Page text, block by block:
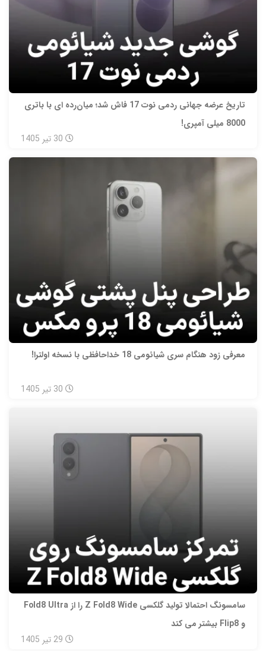
تاریخ عرضه جهانی ردمی نوت 17 فاش شد؛ میان‌رده‌ ای با باتری
8000 میلی‌ آمپری!
30 تیر 1405
معرفی زود هنگام سری شیائومی 18 خداحافظی با نسخه اولترا!
30 تیر 1405
سامسونگ احتمالا تولید گلکسی Z Fold8 Wide را از Fold8 Ultra
و Flip8 بیشتر می‌ کند
29 تیر 1405